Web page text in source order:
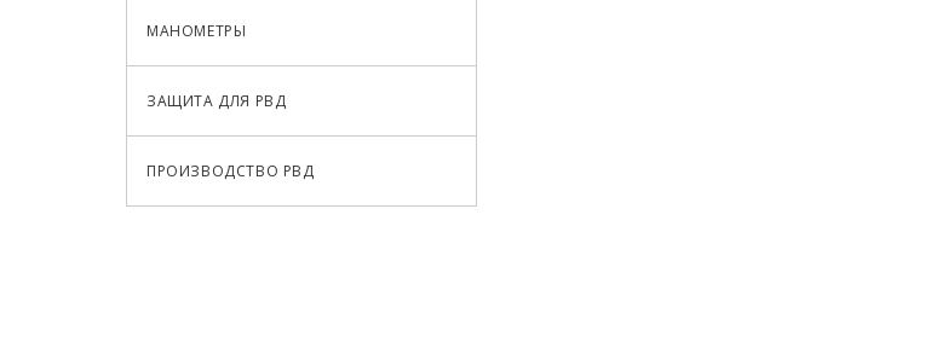
МАНОМЕТРЫ
ЗАЩИТА ДЛЯ РВД
ПРОИЗВОДСТВО РВД